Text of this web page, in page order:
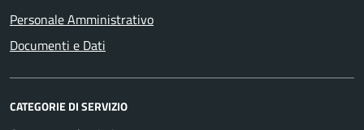
Personale Amministrativo
Documenti e Dati
CATEGORIE DI SERVIZIO